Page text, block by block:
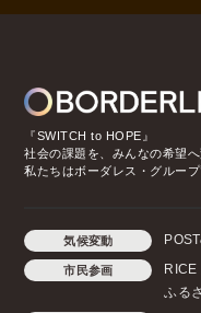
『SWITCH to HOPE』
社会の課題を、みんなの希望へ
私たちはボーダレス・グルー
気候変動
市民参画 RICE
ふる